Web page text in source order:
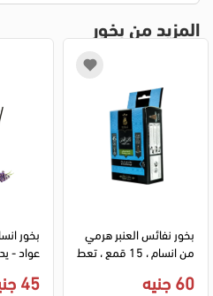
المزيد من بخور
من انسام ، 15 قمع ، تعط
60 جنيه 45 جنيه